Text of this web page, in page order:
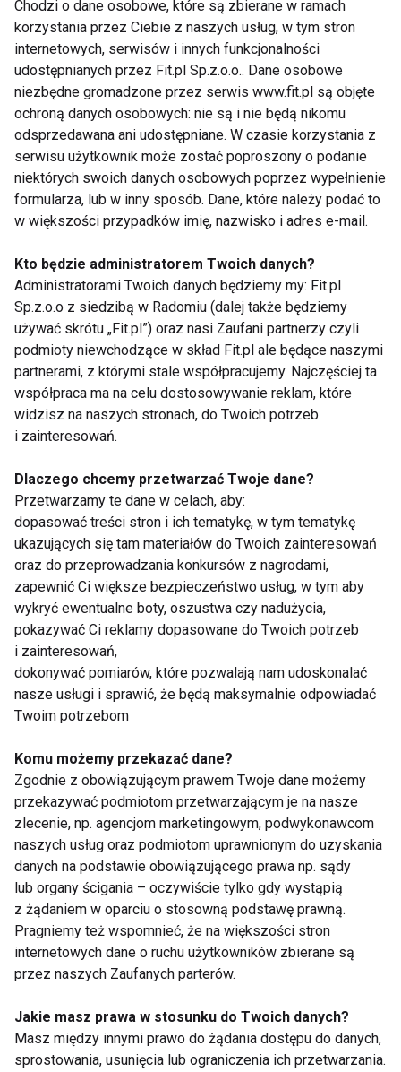
Profesjonalne zabiegi z wykorzystaniem
składników aktywnych
Niektóre składniki aktywne, takie jak retinol czy
witamina C, są wykorzystywane w profesjonalnych
zabiegach kosmetologicznych, takich jak peelingi
chemiczne.
Peeling chemiczny z retinolem i witaminą C:
naskórek, wyrównać koloryt skóry,
rozjaśnić przebarwienia i poprawić
napięcie skóry.
Proces złuszczania rozpoczyna się
zwykle trzeciego dnia po zabiegu i trwa
około tygodnia.
Tego rodzaju procedury najlepiej
zimowym, kiedy skóra nie jest narażona
na intensywne promieniowanie
słoneczne.
Składniki aktywne to fundament skutecznej
pielęgnacji skóry. Kluczowe znaczenie mają
witaminy, takie jak A, C i E, a także ceramidy czy
niacynamid. Ich regularne stosowanie, dostosowane
do indywidualnych potrzeb skóry, może przynieść
spektakularne efekty.
kosmetyków do rutyny pielęgnacyjnej warto
skonsultować z dermatologiem lub kosmetologiem.
Dzięki temu Twoja skóra otrzyma dokładnie to,
czego potrzebuje, aby wyglądać zdrowo i
promiennie.
URODA KOSMETYKI AKTUALNOŚCI
Uroda
Chodzi o dane osobowe, które są zbierane w ramach
korzystania przez Ciebie z naszych usług, w tym stron
internetowych, serwisów i innych funkcjonalności
udostępnianych przez Fit.pl Sp.z.o.o.. Dane osobowe
niezbędne gromadzone przez serwis www.fit.pl są objęte
ochroną danych osobowych: nie są i nie będą nikomu
odsprzedawana ani udostępniane. W czasie korzystania z
serwisu użytkownik może zostać poproszony o podanie
niektórych swoich danych osobowych poprzez wypełnienie
formularza, lub w inny sposób. Dane, które należy podać to
w większości przypadków imię, nazwisko i adres e-mail.
Kto będzie administratorem Twoich danych?
Administratorami Twoich danych będziemy my: Fit.pl
Sp.z.o.o z siedzibą w Radomiu (dalej także będziemy
używać skrótu „Fit.pl”) oraz nasi Zaufani partnerzy czyli
podmioty niewchodzące w skład Fit.pl ale będące naszymi
partnerami, z którymi stale współpracujemy. Najczęściej ta
współpraca ma na celu dostosowywanie reklam, które
widzisz na naszych stronach, do Twoich potrzeb
i zainteresowań.
Dlaczego chcemy przetwarzać Twoje dane?
Przetwarzamy te dane w celach, aby:
dopasować treści stron i ich tematykę, w tym tematykę
ukazujących się tam materiałów do Twoich zainteresowań
oraz do przeprowadzania konkursów z nagrodami,
zapewnić Ci większe bezpieczeństwo usług, w tym aby
wykryć ewentualne boty, oszustwa czy nadużycia,
pokazywać Ci reklamy dopasowane do Twoich potrzeb
i zainteresowań,
dokonywać pomiarów, które pozwalają nam udoskonalać
nasze usługi i sprawić, że będą maksymalnie odpowiadać
Twoim potrzebom
Komu możemy przekazać dane?
Zgodnie z obowiązującym prawem Twoje dane możemy
przekazywać podmiotom przetwarzającym je na nasze
zlecenie, np. agencjom marketingowym, podwykonawcom
naszych usług oraz podmiotom uprawnionym do uzyskania
danych na podstawie obowiązującego prawa np. sądy
lub organy ścigania – oczywiście tylko gdy wystąpią
z żądaniem w oparciu o stosowną podstawę prawną.
Pragniemy też wspomnieć, że na większości stron
internetowych dane o ruchu użytkowników zbierane są
przez naszych Zaufanych parterów.
Jakie masz prawa w stosunku do Twoich danych?
Masz między innymi prawo do żądania dostępu do danych,
sprostowania, usunięcia lub ograniczenia ich przetwarzania.